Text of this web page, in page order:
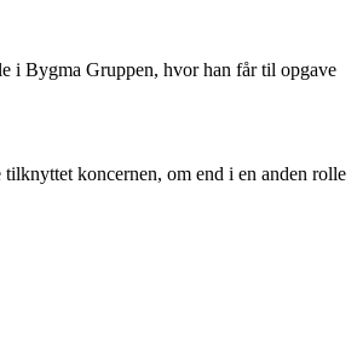
i Bygma Gruppen, hvor han får til opgave
koncernen, om end i en anden rolle